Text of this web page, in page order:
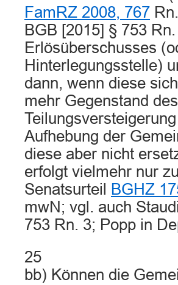
FamRZ 2008, 767
BGB [2015] § 753
Erlösüberschusses
Hinterlegungsstelle)
dann, wenn diese
mehr Gegenstand
Aufhebung der
diese aber nicht
erfolgt vielmehr nur
Senatsurteil
BGHZ
mwN; vgl. auch
753 Rn. 3; Popp in
25
bb) Können die